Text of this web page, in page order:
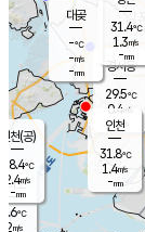
의도
℃
m/s
경서동
29.5℃
0.4 m/s
-mm
대곶
-℃
-m/s
-mm
31.4℃
1.3m/s
-mm
인천(공)
28.4℃
2.4m/s
-mm
인천
31.8℃
1.4m/s
-mm